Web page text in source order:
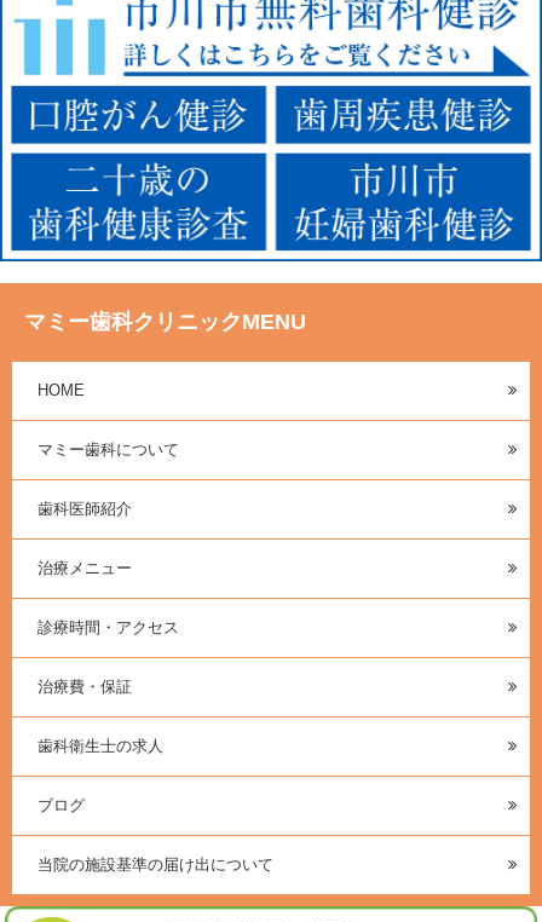
マミー歯科クリニックMENU
HOME
マミー歯科について
歯科医師紹介
治療メニュー
診療時間・アクセス
治療費・保証
歯科衛生士の求人
ブログ
当院の施設基準の届け出について